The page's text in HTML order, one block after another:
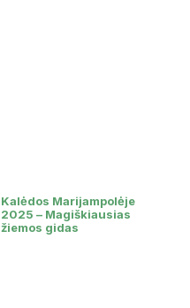
Kalėdos Marijampolėje
2025 – Magiškiausias
žiemos gidas